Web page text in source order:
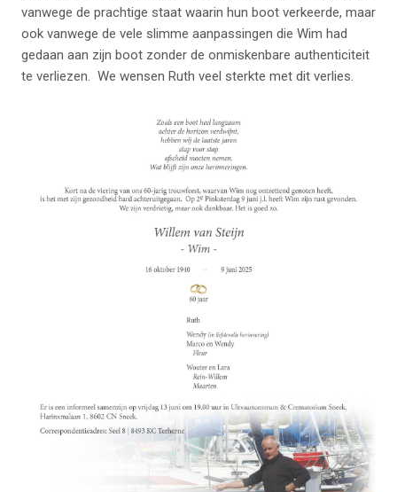
vanwege de prachtige staat waarin hun boot verkeerde, maar
ook vanwege de vele slimme aanpassingen die Wim had
gedaan aan zijn boot zonder de onmiskenbare authenticiteit
te verliezen. We wensen Ruth veel sterkte met dit verlies.